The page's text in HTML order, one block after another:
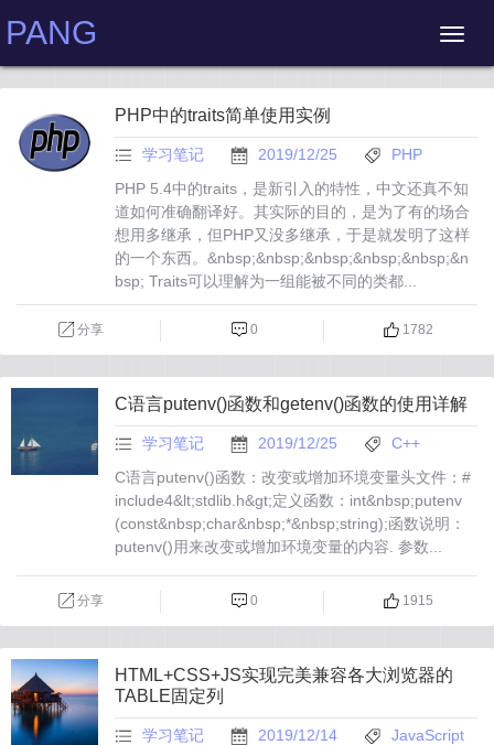
PANG
PHP中的traits简单使用实例
学习笔记 2019/12/25
PHP
PHP 5.4中的traits，是新引入的特性，中文还真不知
道如何准确翻译好。其实际的目的，是为了有的场合
想用多继承，但PHP又没多继承，于是就发明了这样
的一个东西。&nbsp;&nbsp;&nbsp;&nbsp;&nbsp;&n
bsp; Traits可以理解为一组能被不同的类都...
分享 0 1782
C语言putenv()函数和getenv()函数的使用详解
学习笔记 2019/12/25
C++
C语言putenv()函数：改变或增加环境变量头文件：#
include4&lt;stdlib.h&gt;定义函数：int&nbsp;putenv
(const&nbsp;char&nbsp;*&nbsp;string);函数说明：
putenv()用来改变或增加环境变量的内容. 参数...
分享 0 1915
HTML+CSS+JS实现完美兼容各大浏览器的
TABLE固定列
学习笔记 2019/12/14
JavaScript